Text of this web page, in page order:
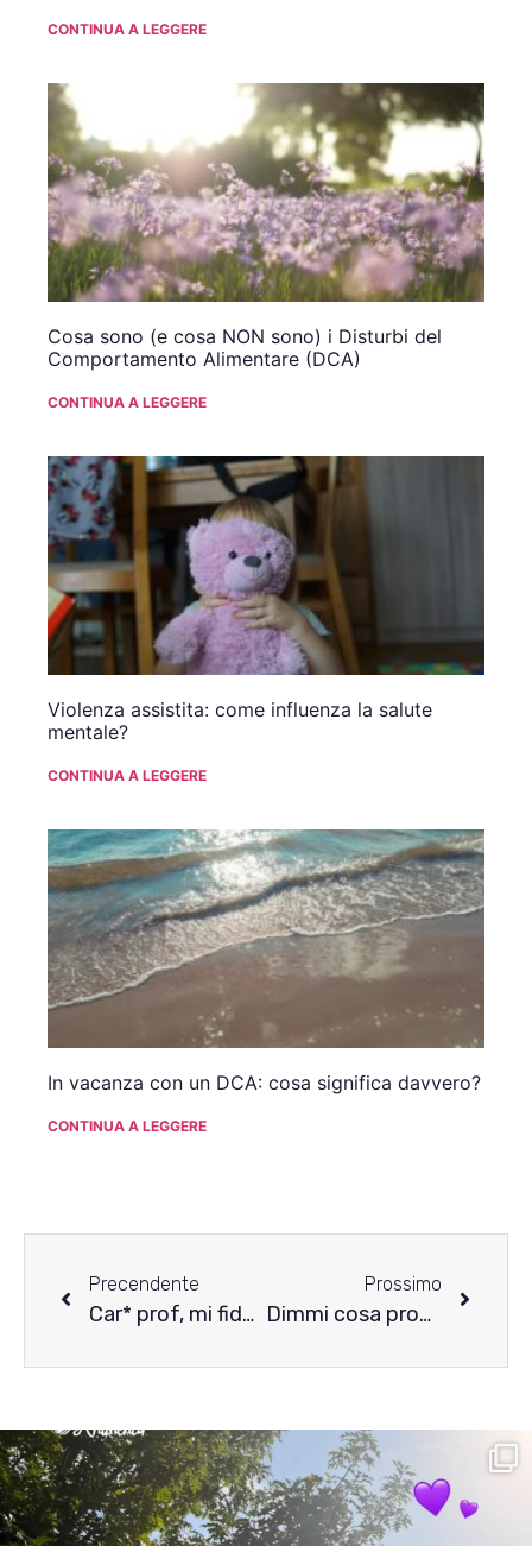
CONTINUA A LEGGERE
Cosa sono (e cosa NON sono) i Disturbi del
Comportamento Alimentare (DCA)
CONTINUA A LEGGERE
Violenza assistita: come influenza la salute
mentale?
CONTINUA A LEGGERE
In vacanza con un DCA: cosa significa davvero?
CONTINUA A LEGGERE
Precendente
Car* prof, mi fido di te! Per un positivo rientro a scuola
Prossimo
Dimmi cosa provi e sarò al tuo fianco: l’importanza dell’ascolto empatico